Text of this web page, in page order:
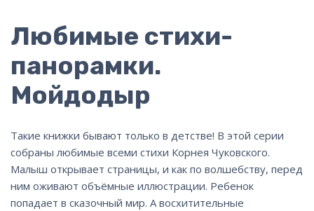
Любимые стихи-
панорамки.
Мойдодыр
Такие книжки бывают только в детстве! В этой серии
собраны любимые всеми стихи Корнея Чуковского.
Малыш открывает страницы, и как по волшебству, перед
ним оживают объёмные иллюстрации. Ребенок
попадает в сказочный мир. А восхитительные